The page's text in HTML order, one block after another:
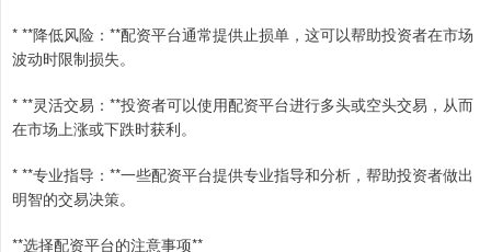
* **降低风险：**配资平台通常提供止损单，这可以帮助投资者在市场
波动时限制损失。
* **灵活交易：**投资者可以使用配资平台进行多头或空头交易，从而
在市场上涨或下跌时获利。
* **专业指导：**一些配资平台提供专业指导和分析，帮助投资者做出
明智的交易决策。
**选择配资平台的注意事项**